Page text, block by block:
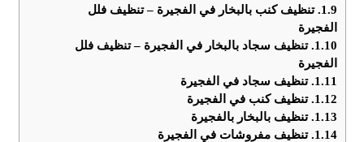
1.9. تنظيف كنب بالبخار في الفجيرة – تنظيف فلل
الفجيرة
1.10. تنظيف سجاد بالبخار في الفجيرة – تنظيف فلل
الفجيرة
1.11. تنظيف سجاد في الفجيرة
1.12. تنظيف كنب في الفجيرة
1.13. تنظيف بالبخار بالفجيرة
1.14. تنظيف مفروشات في الفجيرة